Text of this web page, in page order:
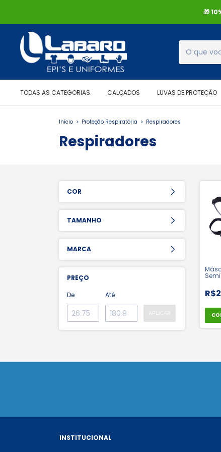
🎁
TODAS AS CATEGORIAS CALÇADOS LUVAS DE PROTEÇÃO
Início > Proteção Respiratória > Respiradores
Respiradores
COR
TAMANHO
MARCA
PREÇO
De
Até
Semi
37401
INSTITUCIONAL